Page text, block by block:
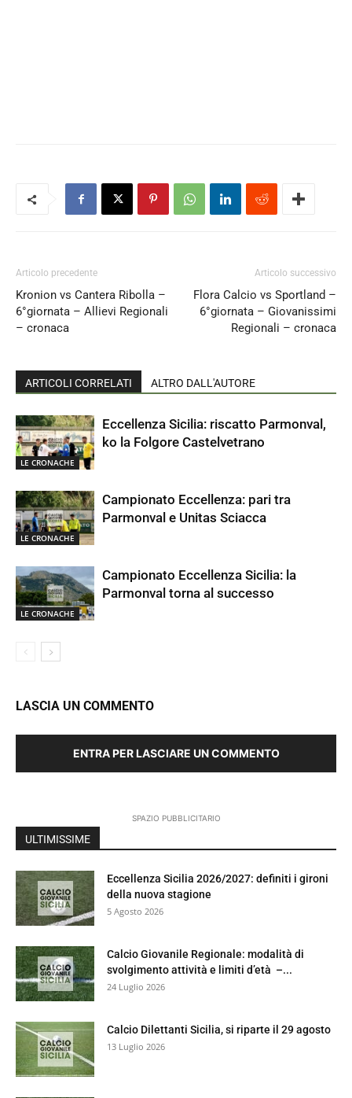
Articolo precedente
Kronion vs Cantera Ribolla –
6°giornata – Allievi Regionali
– cronaca
Articolo successivo
Flora Calcio vs Sportland –
6°giornata – Giovanissimi
Regionali – cronaca
ARTICOLI CORRELATI ALTRO DALL'AUTORE
LE CRONACHE
Eccellenza Sicilia: riscatto Parmonval,
ko la Folgore Castelvetrano
LE CRONACHE
Campionato Eccellenza: pari tra
Parmonval e Unitas Sciacca
LE CRONACHE
Campionato Eccellenza Sicilia: la
Parmonval torna al successo
LASCIA UN COMMENTO
ENTRA PER LASCIARE UN COMMENTO
SPAZIO PUBBLICITARIO
ULTIMISSIME
Eccellenza Sicilia 2026/2027: definiti i gironi
della nuova stagione
5 Agosto 2026
Calcio Giovanile Regionale: modalità di
svolgimento attività e limiti d’età –...
24 Luglio 2026
Calcio Dilettanti Sicilia, si riparte il 29 agosto
13 Luglio 2026